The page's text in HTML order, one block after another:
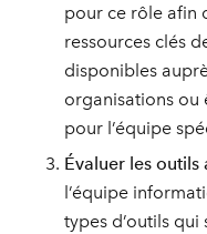
pour ce rôle afin
ressources clés
disponibles
organisations ou
pour l’équipe
Évaluer les
l’équipe
types d’outils